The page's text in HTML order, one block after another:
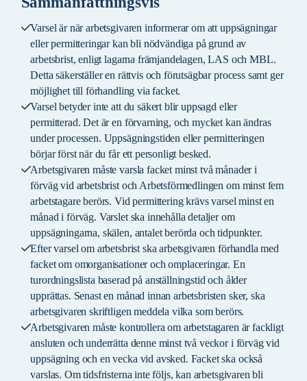
Varsel är när arbetsgivaren informerar om att uppsägningar
eller permitteringar kan bli nödvändiga på grund av
arbetsbrist, enligt lagarna främjandelagen, LAS och MBL.
Detta säkerställer en rättvis och förutsägbar process samt ger
möjlighet till förhandling via facket.
Varsel betyder inte att du säkert blir uppsagd eller
permitterad. Det är en förvarning, och mycket kan ändras
under processen. Uppsägningstiden eller permitteringen
börjar först när du får ett personligt besked.
Arbetsgivaren måste varsla facket minst två månader i
förväg vid arbetsbrist och Arbetsförmedlingen om minst fem
arbetstagare berörs. Vid permittering krävs varsel minst en
månad i förväg. Varslet ska innehålla detaljer om
uppsägningarna, skälen, antalet berörda och tidpunkter.
Efter varsel om arbetsbrist ska arbetsgivaren förhandla med
facket om omorganisationer och omplaceringar. En
turordningslista baserad på anställningstid och ålder
upprättas. Senast en månad innan arbetsbristen sker, ska
arbetsgivaren skriftligen meddela vilka som berörs.
Arbetsgivaren måste kontrollera om arbetstagaren är fackligt
ansluten och underrätta denne minst två veckor i förväg vid
uppsägning och en vecka vid avsked. Facket ska också
varslas. Om tidsfristerna inte följs, kan arbetsgivaren bli